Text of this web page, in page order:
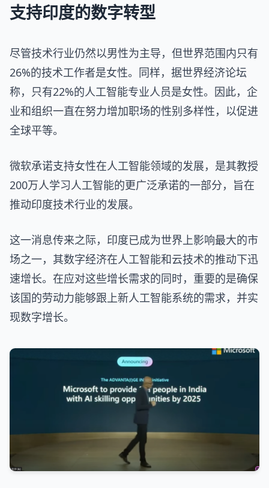
支持印度的数字转型
尽管技术行业仍然以男性为主导，但世界范围内只有
26%的技术工作者是女性。同样，据世界经济论坛
称，只有22%的人工智能专业人员是女性。因此，企
业和组织一直在努力增加职场的性别多样性，以促进
全球平等。
微软承诺支持女性在人工智能领域的发展，是其教授
200万人学习人工智能的更广泛承诺的一部分，旨在
推动印度技术行业的发展。
这一消息传来之际，印度已成为世界上影响最大的市
场之一，其数字经济在人工智能和云技术的推动下迅
速增长。在应对这些增长需求的同时，重要的是确保
该国的劳动力能够跟上新人工智能系统的需求，并实
现数字增长。